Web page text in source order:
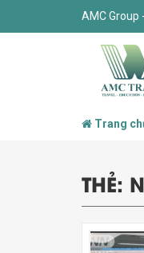
AMC Group
Trang
THẺ: